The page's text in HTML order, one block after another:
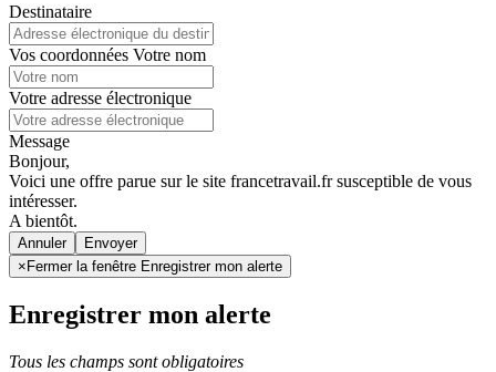
Destinataire
Vos coordonnées Votre nom
Votre adresse électronique
Message
Bonjour,
Voici une offre parue sur le site francetravail.fr susceptible de vous
intéresser.
A bientôt.
Annuler
× Fermer la fenêtre Enregistrer mon alerte
Enregistrer mon alerte
Tous les champs sont obligatoires